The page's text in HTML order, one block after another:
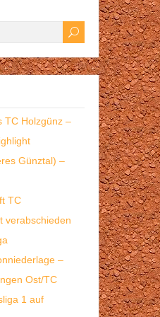
TC Holzgünz –
Günztal) –
TC
verabschieden
–
Ost/TC
1 auf